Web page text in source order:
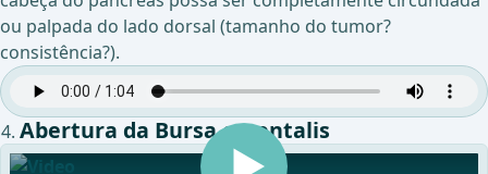
ou palpada do lado dorsal (tamanho do tumor?
consistência?).
Abertura da Bursa omentalis